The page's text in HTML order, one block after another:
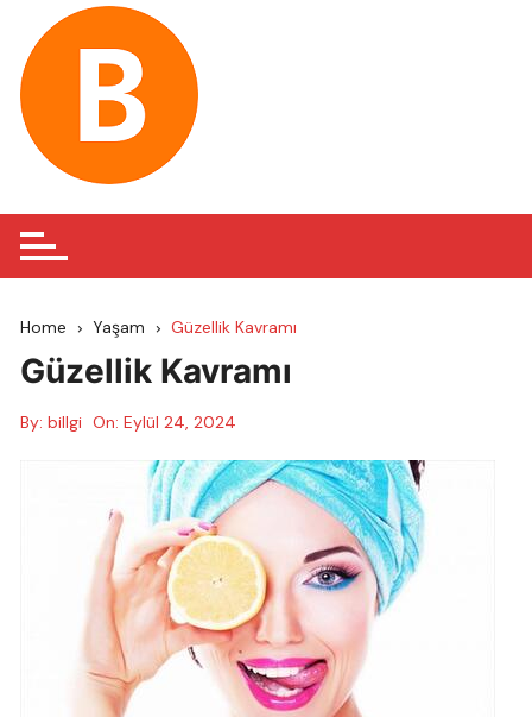
content
Home Yaşam Güzellik Kavramı
Güzellik Kavramı
By: billgi On:Eylül 24, 2024